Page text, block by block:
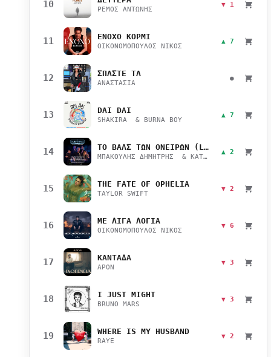
10 ΡΕΜΟΣ ΑΝΤΩΝΗΣ
▼ 1
11 ΕΝΟΧΟ ΚΟΡΜΙ
ΟΙΚΟΝΟΜΟΠΟΥΛΟΣ ΝΙΚΟΣ
▲ 7
12 ΣΠΑΣΤΕ ΤΑ
ΑΝΑΣΤΑΣΙΑ
●
13 DAI DAI
SHAKIRA & BURNA BOY
▲ 7
14 ΤΟ ΒΑΛΣ ΤΩΝ ΟΝΕΙΡΩΝ (LIVE)
ΜΠΑΚΟΥΛΗΣ ΔΗΜΗΤΡΗΣ & ΚΑΤΣΙΜΙΧΑ ΜΑΡΙΑΝΑ
▲ 2
15 THE FATE OF OPHELIA
TAYLOR SWIFT
▼ 2
16 ΜΕ ΛΙΓΑ ΛΟΓΙΑ
ΟΙΚΟΝΟΜΟΠΟΥΛΟΣ ΝΙΚΟΣ
▼ 6
17 ΚΑΝΤΑΔΑ
APON
▼ 3
18 I JUST MIGHT
BRUNO MARS
▼ 3
19 WHERE IS MY HUSBAND
RAYE
▼ 2